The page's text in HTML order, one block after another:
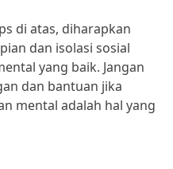
di atas, diharapkan
dan isolasi sosial
yang baik. Jangan
dan bantuan jika
mental adalah hal yang